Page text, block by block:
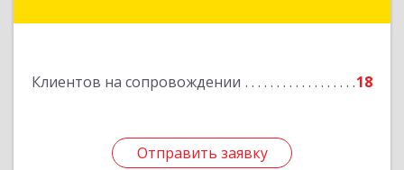
Клиентов на сопровождении 18
Отправить заявку
Отправить заявку